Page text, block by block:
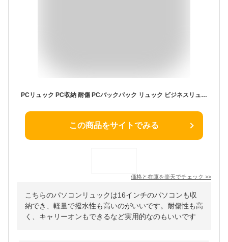
PCリュック PC収納 耐傷 PCバックパック リュック ビジネスリュック パソコンリュック レディース バッグ リュックサック きれいめ 軽量 PCバッグ 大容量 A4 通学 通勤 旅行 独立PCポケット 背面ポケット キャリーオン トラベルボトル付き 撥水 16インチPC対応
この商品をサイトでみる
価格と在庫を楽天でチェック >>
こちらのパソコンリュックは16インチのパソコンも収
納でき、軽量で撥水性も高いのがいいです。耐傷性も高
く、キャリーオンもできるなど実用的なのもいいです